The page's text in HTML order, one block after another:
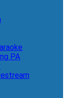
PA